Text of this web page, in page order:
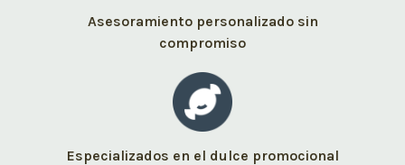
Asesoramiento personalizado sin
compromiso
Especializados en el dulce promocional